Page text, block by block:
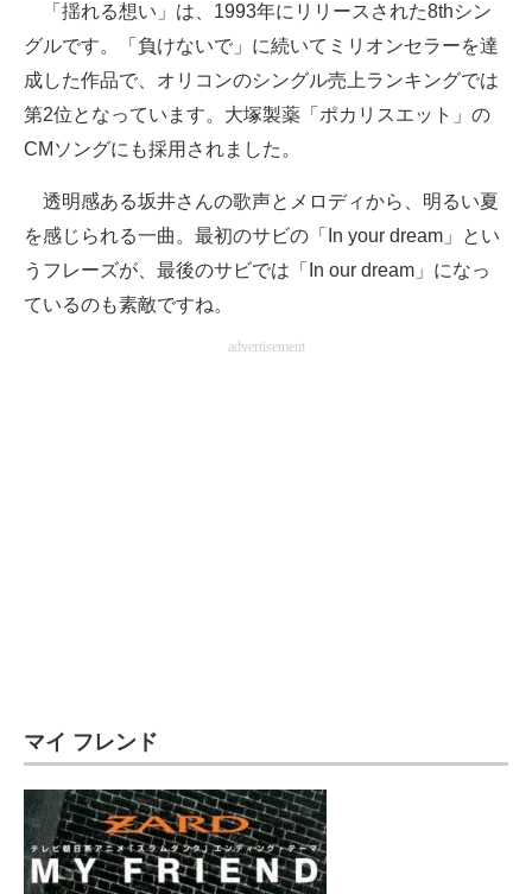
「揺れる想い」は、1993年にリリースされた8thシン
グルです。「負けないで」に続いてミリオンセラーを達
成した作品で、オリコンのシングル売上ランキングでは
第2位となっています。大塚製薬「ポカリスエット」の
CMソングにも採用されました。
透明感ある坂井さんの歌声とメロディから、明るい夏
を感じられる一曲。最初のサビの「In your dream」とい
うフレーズが、最後のサビでは「In our dream」になっ
ているのも素敵ですね。
advertisement
マイ フレンド